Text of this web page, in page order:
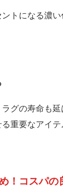
トになる濃
グの寿命も
重要なアイテ
！コスパの